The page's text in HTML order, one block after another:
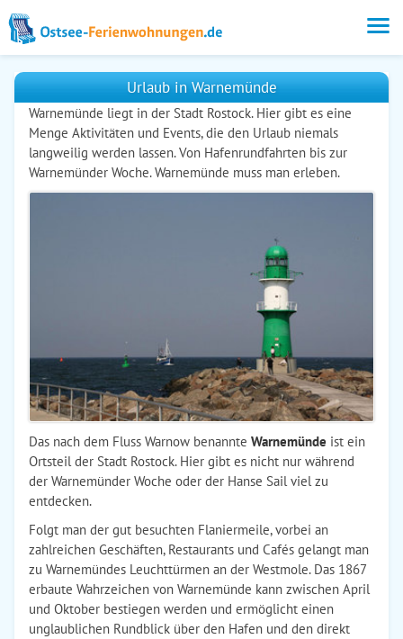
Urlaub in Warnemünde
Warnemünde liegt in der Stadt Rostock. Hier gibt es eine
Menge Aktivitäten und Events, die den Urlaub niemals
langweilig werden lassen. Von Hafenrundfahrten bis zur
Warnemünder Woche. Warnemünde muss man erleben.
Das nach dem Fluss Warnow benannte Warnemünde ist ein
Ortsteil der Stadt Rostock. Hier gibt es nicht nur während
der Warnemünder Woche oder der Hanse Sail viel zu
entdecken.
Folgt man der gut besuchten Flaniermeile, vorbei an
zahlreichen Geschäften, Restaurants und Cafés gelangt man
zu Warnemündes Leuchttürmen an der Westmole. Das 1867
erbaute Wahrzeichen von Warnemünde kann zwischen April
und Oktober bestiegen werden und ermöglicht einen
unglaublichen Rundblick über den Hafen und den direkt